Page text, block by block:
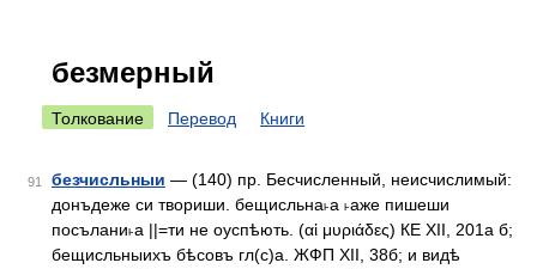
безмерный
Толкование Перевод Книги
91 безчисльныи — (140) пр. Бесчисленный, неисчислимый:
донъдеже си твориши. бещисльна˫а ˫аже пишеши
посълани˫а ||=ти не оуспѣють. (αἱ μυριάδες) КЕ XII, 201а б;
бещисльныихъ бѣсовъ гл(с)а. ЖФП XII, 38б; и видѣ